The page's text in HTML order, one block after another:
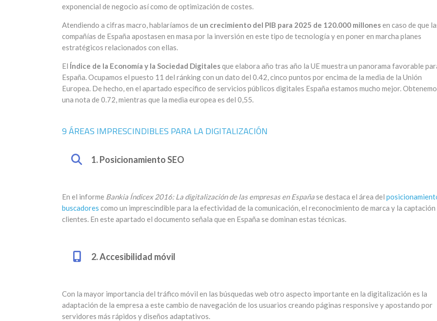
exponencial de negocio así como de optimización de costes.
Atendiendo a cifras macro, hablaríamos de un crecimiento del PIB para 2025 de 120.000 millonesen caso de que
compañías de España apostasen en masa por la inversión en este tipo de tecnología y en poner en marcha planes
estratégicos relacionados con ellas.
El Índice de la Economía y la Sociedad Digitalesque elabora año tras año la UE muestra un panorama favorable
España. Ocupamos el puesto 11 del ránking con un dato del 0.42, cinco puntos por encima de la media de la Unión
Europea. De hecho, en el apartado específico de servicios públicos digitales España estamos mucho mejor.
una nota de 0.72, mientras que la media europea es del 0,55.
9 ÁREAS IMPRESCINDIBLES PARA LA DIGITALIZACIÓN
1. Posicionamiento SEO
En el informe Bankia Índicex 2016: La digitalización de las empresas en Españase destaca el área del
buscadores como un imprescindible para la efectividad de la comunicación, el reconocimiento de marca y la captación
clientes. En este apartado el documento señala que en España se dominan estas técnicas.
2. Accesibilidad móvil
Con la mayor importancia del tráfico móvil en las búsquedas web otro aspecto importante en la digitalización es la
adaptación de la empresa a este cambio de navegación de los usuarios creando páginas responsive y apostando por
servidores más rápidos y diseños adaptativos.